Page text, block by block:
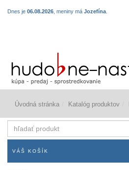
Dnes je 06.08.2026 , meniny má Jozefína
Úvodná stránka Katalóg produktov
produkt
VÁŠ KOŠÍK